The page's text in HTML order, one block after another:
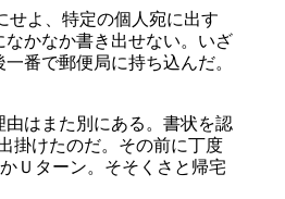
せよ、特定の個人宛に出す
かなか書き出せない。いざ
番で郵便局に持ち込んだ。
はまた別にある。書状を認
掛けたのだ。その前に丁度
Ｕターン。そそくさと帰宅